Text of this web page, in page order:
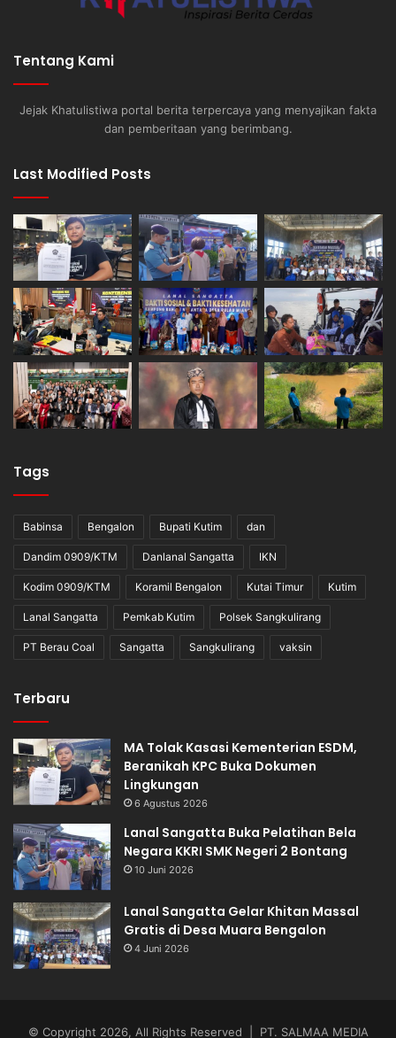
Tentang Kami
Jejak Khatulistiwa portal berita terpercaya yang menyajikan fakta
dan pemberitaan yang berimbang.
Last Modified Posts
Tags
Babinsa Bengalon Bupati Kutim dan
Dandim 0909/KTM Danlanal Sangatta IKN
Kodim 0909/KTM Koramil Bengalon Kutai Timur Kutim
Lanal Sangatta Pemkab Kutim Polsek Sangkulirang
PT Berau Coal Sangatta Sangkulirang vaksin
Terbaru
MA Tolak Kasasi Kementerian ESDM,
Beranikah KPC Buka Dokumen
Lingkungan
6 Agustus 2026
Lanal Sangatta Buka Pelatihan Bela
Negara KKRI SMK Negeri 2 Bontang
10 Juni 2026
Lanal Sangatta Gelar Khitan Massal
Gratis di Desa Muara Bengalon
4 Juni 2026
© Copyright 2026, All Rights Reserved | PT. SALMAA MEDIA